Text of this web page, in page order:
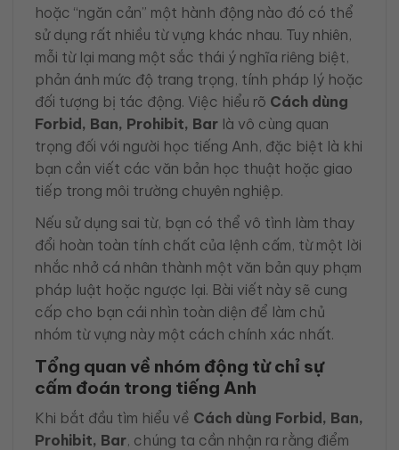
hoặc “ngăn cản” một hành động nào đó có thể
sử dụng rất nhiều từ vựng khác nhau. Tuy nhiên,
mỗi từ lại mang một sắc thái ý nghĩa riêng biệt,
phản ánh mức độ trang trọng, tính pháp lý hoặc
đối tượng bị tác động. Việc hiểu rõ Cách dùng
Forbid, Ban, Prohibit, Bar là vô cùng quan
trọng đối với người học tiếng Anh, đặc biệt là khi
bạn cần viết các văn bản học thuật hoặc giao
tiếp trong môi trường chuyên nghiệp.
Nếu sử dụng sai từ, bạn có thể vô tình làm thay
đổi hoàn toàn tính chất của lệnh cấm, từ một lời
nhắc nhở cá nhân thành một văn bản quy phạm
pháp luật hoặc ngược lại. Bài viết này sẽ cung
cấp cho bạn cái nhìn toàn diện để làm chủ
nhóm từ vựng này một cách chính xác nhất.
Tổng quan về nhóm động từ chỉ sự
cấm đoán trong tiếng Anh
Khi bắt đầu tìm hiểu về Cách dùng Forbid, Ban,
Prohibit, Bar, chúng ta cần nhận ra rằng điểm